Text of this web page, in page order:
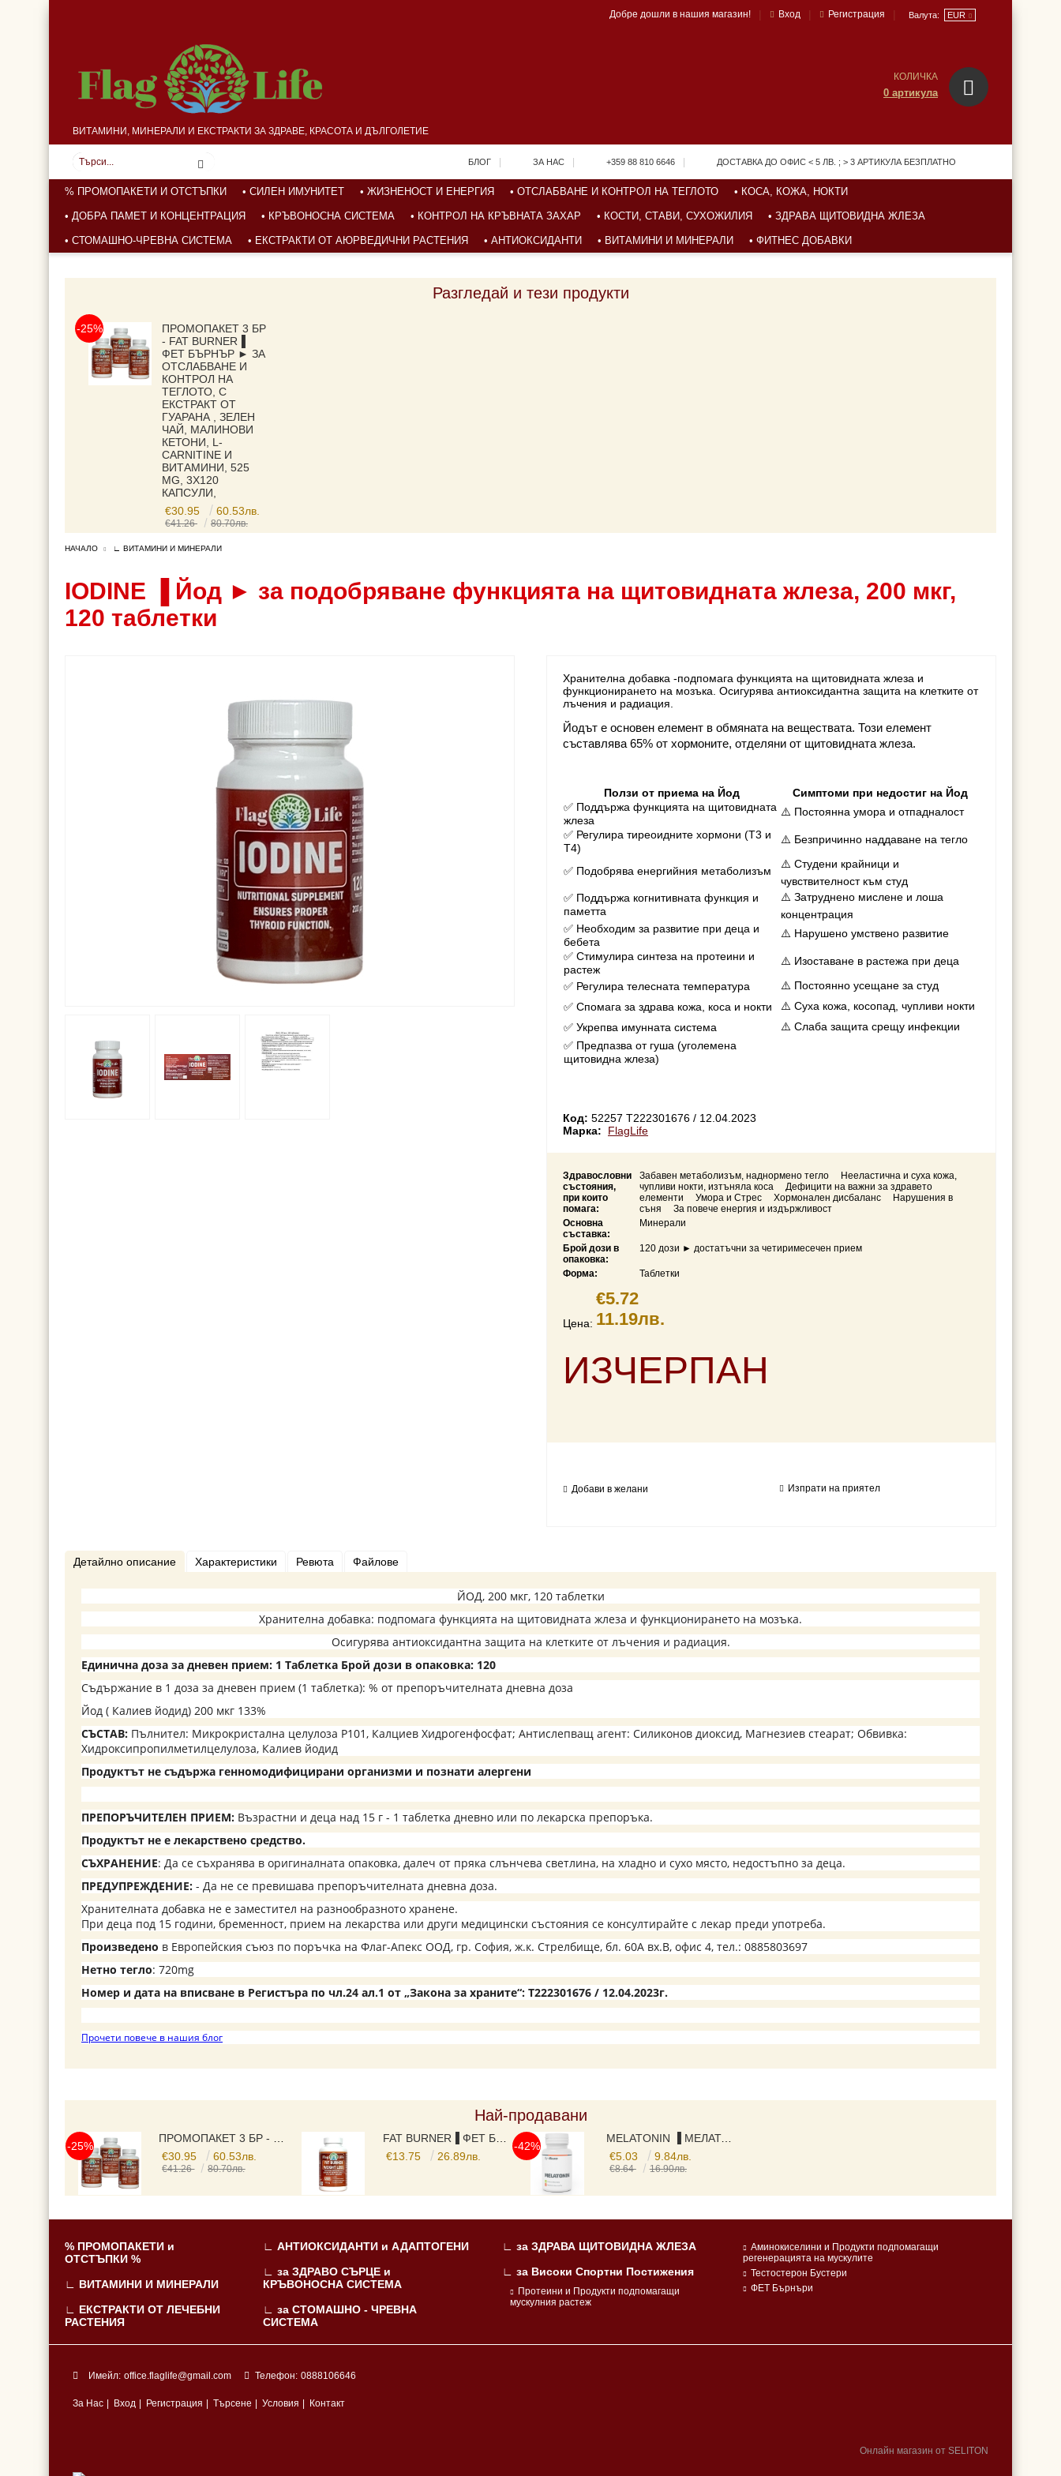
Добре дошли в нашия магазин! | Вход | Регистрация | Валута: EUR
ВИТАМИНИ, МИНЕРАЛИ И ЕКСТРАКТИ ЗА ЗДРАВЕ, КРАСОТА И ДЪЛГОЛЕТИЕ
КОЛИЧКА
0 артикула
БЛОГ ЗА НАС +359 88 810 6646 ДОСТАВКА ДО ОФИС < 5 ЛВ. ; > 3 АРТИКУЛА БЕЗПЛАТНО
% ПРОМОПАКЕТИ И ОТСТЪПКИ • СИЛЕН ИМУНИТЕТ • ЖИЗНЕНОСТ И ЕНЕРГИЯ • ОТСЛАБВАНЕ И КОНТРОЛ НА ТЕГЛОТО • КОСА, КОЖА, НОКТИ
• ДОБРА ПАМЕТ И КОНЦЕНТРАЦИЯ • КРЪВОНОСНА СИСТЕМА • КОНТРОЛ НА КРЪВНАТА ЗАХАР • КОСТИ, СТАВИ, СУХОЖИЛИЯ • ЗДРАВА ЩИТОВИДНА ЖЛЕЗА
• СТОМАШНО-ЧРЕВНА СИСТЕМА • ЕКСТРАКТИ ОТ АЮРВЕДИЧНИ РАСТЕНИЯ • АНТИОКСИДАНТИ • ВИТАМИНИ И МИНЕРАЛИ • ФИТНЕС ДОБАВКИ
Разгледай и тези продукти
ПРОМОПАКЕТ 3 БР
- FAT BURNER▐
ФЕТ БЪРНЪР ► ЗА
ОТСЛАБВАНЕ И
КОНТРОЛ НА
ТЕГЛОТО, С
ЕКСТРАКТ ОТ
ГУАРАНА , ЗЕЛЕН
ЧАЙ, МАЛИНОВИ
КЕТОНИ, L-
CARNITINE И
ВИТАМИНИ, 525
MG, 3X120
КАПСУЛИ,
-25%
€30.95 60.53лв.
€41.26 80.70лв.
НАЧАЛО ∟ ВИТАМИНИ И МИНЕРАЛИ
IODINE ▐ Йод ► за подобряване функцията на щитовидната жлеза, 200 мкг,
120 таблетки
Хранителна добавка -подпомага функцията на щитовидната жлеза и
функционирането на мозъка. Осигурява антиоксидантна защита на клетките от
лъчения и радиация.
Йодът е основен елемент в обмяната на веществата. Този елемент
съставлява 65% от хормоните, отделяни от щитовидната жлеза.
Ползи от приема на Йод
Симптоми при недостиг на Йод
✅ Поддържа функцията на щитовидната
жлеза
⚠️ Постоянна умора и отпадналост
✅ Регулира тиреоидните хормони (T3 и
T4)
⚠️ Безпричинно наддаване на тегло
✅ Подобрява енергийния метаболизъм
⚠️ Студени крайници и
чувствителност към студ
✅ Поддържа когнитивната функция и
паметта
⚠️ Затруднено мислене и лоша
концентрация
✅ Необходим за развитие при деца и
бебета
⚠️ Нарушено умствено развитие
✅ Стимулира синтеза на протеини и
растеж
⚠️ Изоставане в растежа при деца
✅ Регулира телесната температура
⚠️ Постоянно усещане за студ
✅ Спомага за здрава кожа, коса и нокти
⚠️ Суха кожа, косопад, чупливи нокти
✅ Укрепва имунната система
⚠️ Слаба защита срещу инфекции
✅ Предпазва от гуша (уголемена
щитовидна жлеза)
Код: 52257 Т222301676 / 12.04.2023
Марка:
FlagLife
Здравословни
състояния,
при които
помага:
Забавен метаболизъм, наднормено тегло
Нееластична и суха кожа,
чупливи нокти, изтъняла коса
Дефицити на важни за здравето
елементи
Умора и Стрес Хормонален дисбаланс
Нарушения в
съня
За повече енергия и издържливост
Основна
съставка:
Минерали
Брой дози в
опаковка:
120 дози ► достатъчни за четиримесечен прием
Форма: Таблетки
Цена:
€5.72
11.19лв.
ИЗЧЕРПАН
Добави в желани Изпрати на приятел
Детайлно описание Характеристики Ревюта Файлове
ЙОД, 200 мкг, 120 таблетки
Хранителна добавка: подпомага функцията на щитовидната жлеза и функционирането на мозъка.
Осигурява антиоксидантна защита на клетките от лъчения и радиация.
Единична доза за дневен прием: 1 Таблетка Брой дози в опаковка: 120
Съдържание в 1 доза за дневен прием (1 таблетка): % от препоръчителната дневна доза
Йод ( Калиев йодид) 200 мкг 133%
СЪСТАВ: Пълнител: Микрокристална целулоза P101, Калциев Хидрогенфосфат; Антислепващ агент: Силиконов диоксид, Магнезиев стеарат; Обвивка:
Хидроксипропилметилцелулоза, Калиев йодид
Продуктът не съдържа генномодифицирани организми и познати алергени
ПРЕПОРЪЧИТЕЛЕН ПРИЕМ: Възрастни и деца над 15 г - 1 таблетка дневно или по лекарска препоръка.
Продуктът не е лекарствено средство.
СЪХРАНЕНИЕ: Да се съхранява в оригиналната опаковка, далеч от пряка слънчева светлина, на хладно и сухо място, недостъпно за деца.
ПРЕДУПРЕЖДЕНИЕ: - Да не се превишава препоръчителната дневна доза.
Хранителната добавка не е заместител на разнообразното хранене.
При деца под 15 години, бременност, прием на лекарства или други медицински състояния се консултирайте с лекар преди употреба.
Произведено в Европейския съюз по поръчка на Флаг-Апекс ООД, гр. София, ж.к. Стрелбище, бл. 60A вх.В, офис 4, тел.: 0885803697
Нетно тегло: 720mg
Номер и дата на вписване в Регистъра по чл.24 ал.1 от „Закона за храните“: Т222301676 / 12.04.2023г.
Прочети повече в нашия блог
Най-продавани
ПРОМОПАКЕТ 3 БР - FAT BURNER▐ ФЕТ БЪРНЪР ► ЗА ОТСЛАБВАНЕ И КОНТРОЛ НА ТЕГЛОТО, С ЕКСТРАКТ ОТ ГУАРАНА , ЗЕЛЕН ЧАЙ, МАЛИНОВИ КЕТОНИ, L-CARNITINE И ВИТАМИНИ, 525 MG, 3X120 КАПСУЛИ,
-25%
€30.95
60.53лв.
€41.26 80.70лв.
FAT BURNER▐ ФЕТ БЪРНЪР ► ЗА ОТСЛАБВАНЕ И КОНТРОЛ НА ТЕГЛОТО, С ЕКСТРАКТ ОТ ГУАРАНА , ЗЕЛЕН ЧАЙ, МАЛИНОВИ КЕТОНИ, L-CARNITINE И ВИТАМИНИ, 525 MG, 120 КАПСУЛИ,
€13.75
26.89лв.
MELATONIN ▐ МЕЛАТОНИН GYMBEAM ► ЗА ДОБЪР СЪН ,120 ТАБЛЕТКИ
-42%
€5.03
9.84лв.
€8.64 16.90лв.
% ПРОМОПАКЕТИ и
ОТСТЪПКИ %
∟ ВИТАМИНИ И МИНЕРАЛИ
∟ ЕКСТРАКТИ ОТ ЛЕЧЕБНИ
РАСТЕНИЯ
∟ АНТИОКСИДАНТИ и АДАПТОГЕНИ
∟ за ЗДРАВО СЪРЦЕ и
КРЪВОНОСНА СИСТЕМА
∟ за СТОМАШНО - ЧРЕВНА
СИСТЕМА
∟ за ЗДРАВА ЩИТОВИДНА ЖЛЕЗА
∟ за Високи Спортни Постижения
Протеини и Продукти подпомагащи
мускулния растеж
Аминокиселини и Продукти подпомагащи
регенерацията на мускулите
Тестостерон Бустери
ФЕТ Бърнъри
Имейл: office.flaglife@gmail.com Телефон: 0888106646
За Нас Вход Регистрация Търсене Условия Контакт
Онлайн магазин от SELITON